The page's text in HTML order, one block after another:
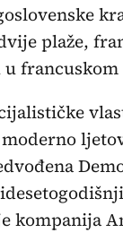
plaže,
u
kompanija